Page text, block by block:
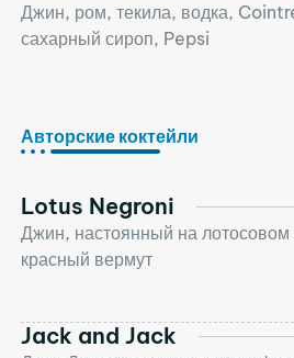
Джин, ром, текила, водка,
сахарный сироп, Pepsi
Авторские коктейли
Lotus Negroni
Джин, настоянный на
красный вермут
Jack and Jack